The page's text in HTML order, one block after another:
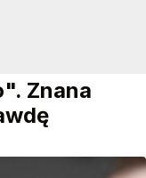
Znana